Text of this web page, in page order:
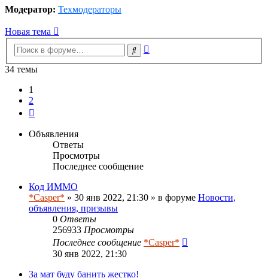
Модератор: Техмодераторы
Новая тема
Поиск
34 темы
1
2
Объявления
Ответы
Просмотры
Последнее сообщение
Код ИММО
*Casper* » 30 янв 2022, 21:30 » в форуме Новости,
объявления, призывы
0 Ответы
256933 Просмотры
Последнее сообщение *Casper*
30 янв 2022, 21:30
За мат буду банить жестко!